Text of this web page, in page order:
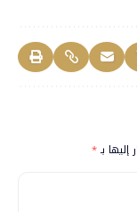
بـ*